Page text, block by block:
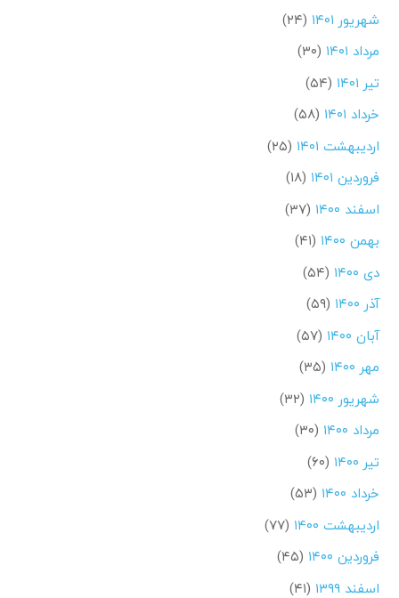
شهریور ۱۴۰۱
(۲۴)
مرداد ۱۴۰۱
(۳۰)
تیر ۱۴۰۱
(۵۴)
خرداد ۱۴۰۱
(۵۸)
اردیبهشت ۱۴۰۱
(۲۵)
فروردین ۱۴۰۱
(۱۸)
اسفند ۱۴۰۰
(۳۷)
بهمن ۱۴۰۰
(۴۱)
دی ۱۴۰۰
(۵۴)
آذر ۱۴۰۰
(۵۹)
آبان ۱۴۰۰
(۵۷)
مهر ۱۴۰۰
(۳۵)
شهریور ۱۴۰۰
(۳۲)
مرداد ۱۴۰۰
(۳۰)
تیر ۱۴۰۰
(۶۰)
خرداد ۱۴۰۰
(۵۳)
اردیبهشت ۱۴۰۰
(۷۷)
فروردین ۱۴۰۰
(۴۵)
اسفند ۱۳۹۹
(۴۱)